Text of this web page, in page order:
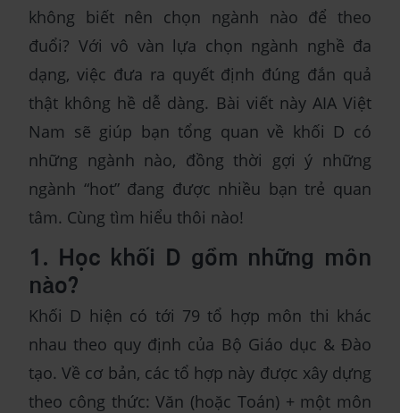
không biết nên chọn ngành nào để theo
đuổi? Với vô vàn lựa chọn ngành nghề đa
dạng, việc đưa ra quyết định đúng đắn quả
thật không hề dễ dàng. Bài viết này AIA Việt
Nam sẽ giúp bạn tổng quan về khối D có
những ngành nào, đồng thời gợi ý những
ngành “hot” đang được nhiều bạn trẻ quan
tâm. Cùng tìm hiểu thôi nào!
1. Học khối D gồm những môn
nào?
Khối D hiện có tới 79 tổ hợp môn thi khác
nhau theo quy định của Bộ Giáo dục & Đào
tạo. Về cơ bản, các tổ hợp này được xây dựng
theo công thức: Văn (hoặc Toán) + một môn